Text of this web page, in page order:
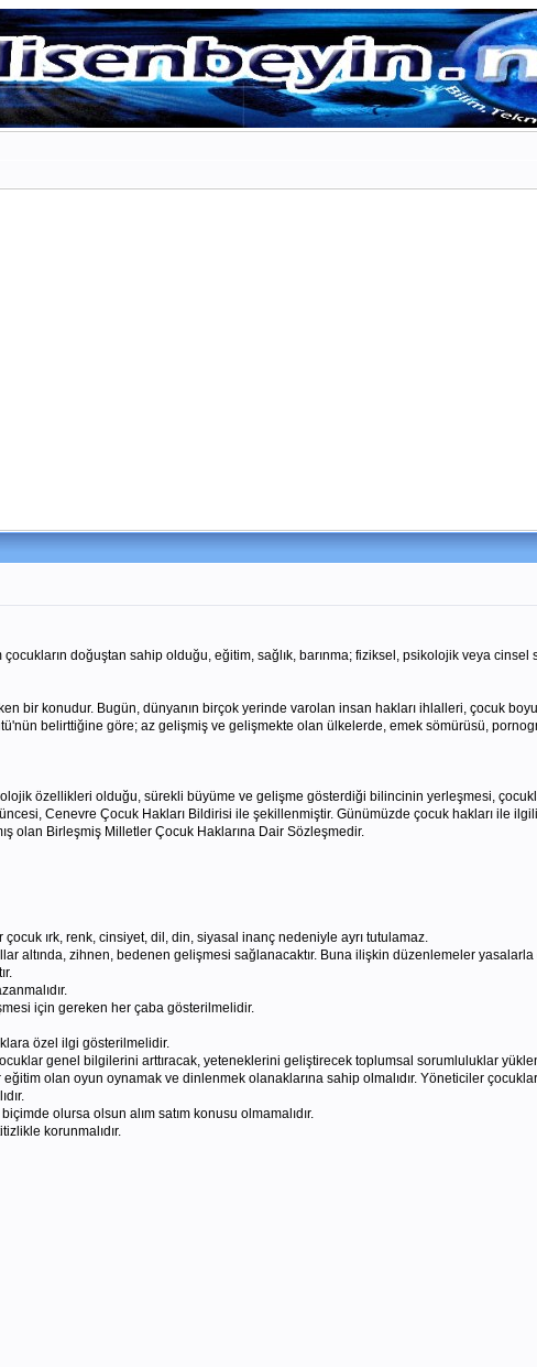
doğuştan sahip olduğu, eğitim, sağlık, barınma; fiziksel, psikolojik veya cinsel
bir konudur. Bugün, dünyanın birçok yerinde varolan insan hakları ihlalleri, çocuk
belirttiğine göre; az gelişmiş ve gelişmekte olan ülkelerde, emek sömürüsü,
özellikleri olduğu, sürekli büyüme ve gelişme gösterdiği bilincinin yerleşmesi,
Cenevre Çocuk Hakları Bildirisi ile şekillenmiştir. Günümüzde çocuk hakları ile
olan Birleşmiş Milletler Çocuk Haklarına Dair Sözleşmedir.
ırk, renk, cinsiyet, dil, din, siyasal inanç nedeniyle ayrı tutulamaz.
altında, zihnen, bedenen gelişmesi sağlanacaktır. Buna ilişkin düzenlemeler yasalarla
için gereken her çaba gösterilmelidir.
özel ilgi gösterilmelidir.
genel bilgilerini arttıracak, yeteneklerini geliştirecek toplumsal sorumluluklar
olan oyun oynamak ve dinlenmek olanaklarına sahip olmalıdır. Yöneticiler
olursa olsun alım satım konusu olmamalıdır.
korunmalıdır.